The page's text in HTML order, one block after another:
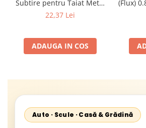
Subtire pentru Taiat Metal
si Inox 125 x 1 x 22.2 mm,
22,37 Lei
ADAUGA IN COS
(Flux)
Auto · Scule · Casă & Grădină